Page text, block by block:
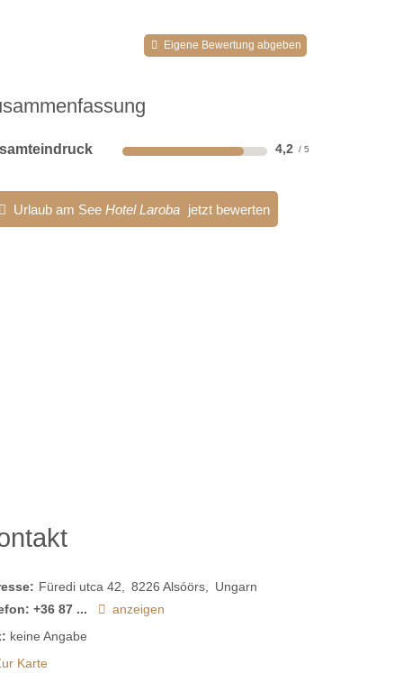
Eigene Bewertung abgeben
4,2
Urlaub am SeeHotel Laroba jetzt bewerten
Füredi utca 42 8226 Alsóörs
Ungarn
+36 87 ...
anzeigen
keine Angabe
Karte